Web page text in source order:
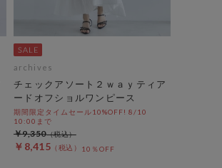
archives
チェックアソート２ｗａｙティア
ードオフショルワンピース
期間限定タイムセール10%OFF! 8/10
10:00まで
￥8,415 10％OFF
￥9,350